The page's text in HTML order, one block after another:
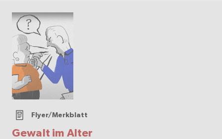
Gewalt im Alter
Flyer/Merkblatt